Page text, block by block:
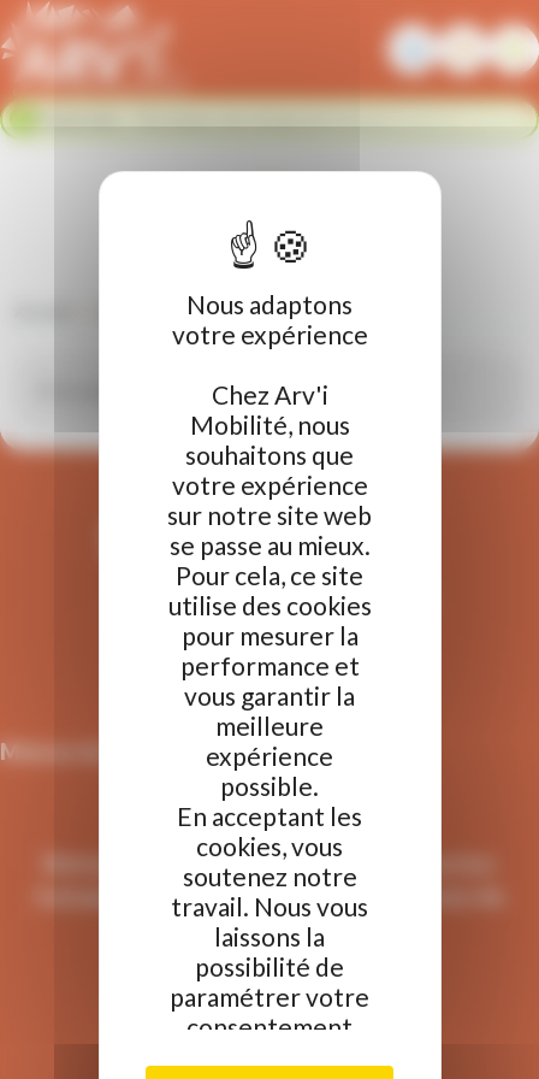
Fermer le bandeau flash info
au 23 août. Nous nous retrouvons le 24 août. Bonnes
vacances !
Infos trafic
Retour en haut de page
Nous écrire
04 50 91 49 96
Maison du Tourisme et de la mobilité
21 Grande Rue,
74300 Cluses
Retrouvez le site de Arv'i mobilité, le service
transport de la Communauté de Communes de
Cluses Arve et montagnes
Panneau de gestion des cookies
Nous adaptons
votre expérience
Chez Arv'i
Mobilité, nous
souhaitons que
votre expérience
sur notre site web
se passe au mieux.
Pour cela, ce site
utilise des cookies
pour mesurer la
performance et
vous garantir la
meilleure
expérience
possible.
En acceptant les
cookies, vous
soutenez notre
travail. Nous vous
laissons la
possibilité de
paramétrer votre
consentement